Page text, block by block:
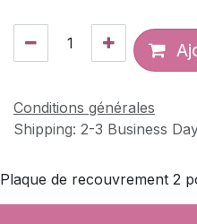
Conditions générales
Shipping: 2-3 Business
Plaque de recouvrement 2